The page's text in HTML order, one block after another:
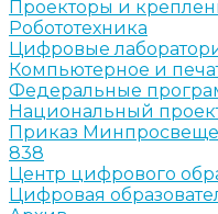
Проекторы и
Робототехника
Цифровые
Компьютерное и
Федеральные
Национальный
Приказ
838
Центр цифрового
Цифровая